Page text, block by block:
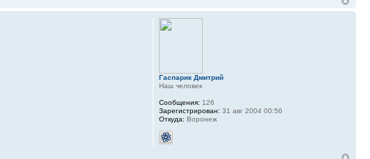
Гаспарик Дмитрий
Наш человек
Сообщения: 126
Зарегистрирован: 31 авг 2004 00:56
Откуда: Воронеж